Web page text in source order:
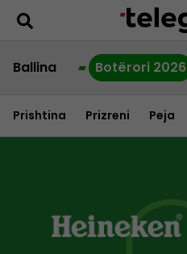
Ballina Botërori 2026
Prishtina Prizreni Peja